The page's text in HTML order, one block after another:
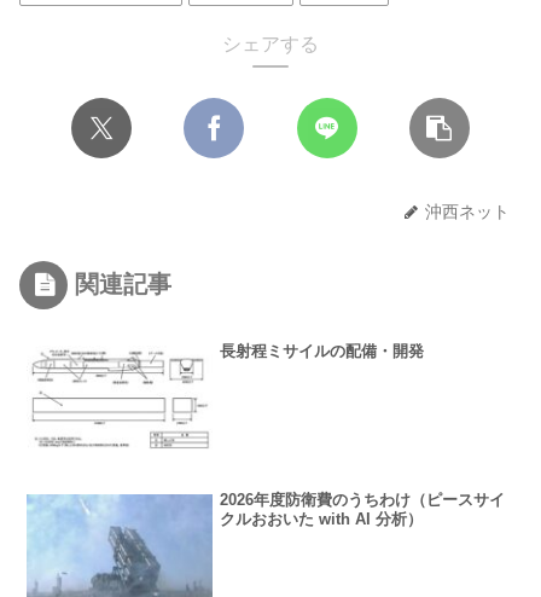
シェアする
沖西ネット
関連記事
長射程ミサイルの配備・開発
2026年度防衛費のうちわけ（ピースサイ
クルおおいた with AI 分析）